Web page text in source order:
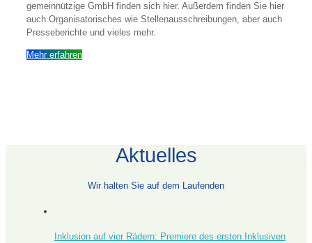
gemeinnützige GmbH finden sich hier. Außerdem finden Sie hier
auch Organisatorisches wie Stellenausschreibungen, aber auch
Presseberichte und vieles mehr.
Mehr erfahren
Aktuelles
Wir halten Sie auf dem Laufenden
Inklusion auf vier Rädern: Premiere des ersten Inklusiven